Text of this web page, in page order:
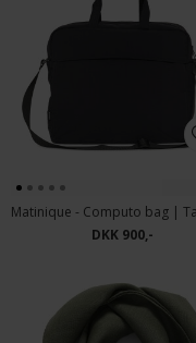
DKK 900,-